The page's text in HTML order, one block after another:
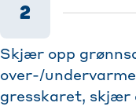
2
Skjær opp
over-/
gresskaret, skjær